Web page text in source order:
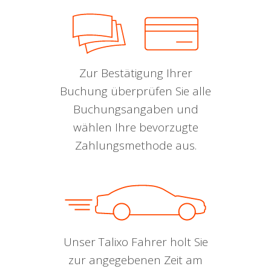
Zur Bestätigung Ihrer
Buchung überprüfen Sie alle
Buchungsangaben und
wählen Ihre bevorzugte
Zahlungsmethode aus.
Unser Talixo Fahrer holt Sie
zur angegebenen Zeit am